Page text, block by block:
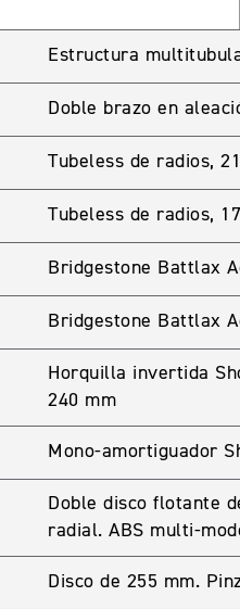
Estructura
Doble brazo en
Tubeless de radios,
Tubeless de radios,
Bridgestone Battlax
Bridgestone Battlax
Horquilla invertida
240 mm
Mono-amortiguador
Doble disco flotante
radial. ABS multi-
Disco de 255 mm.